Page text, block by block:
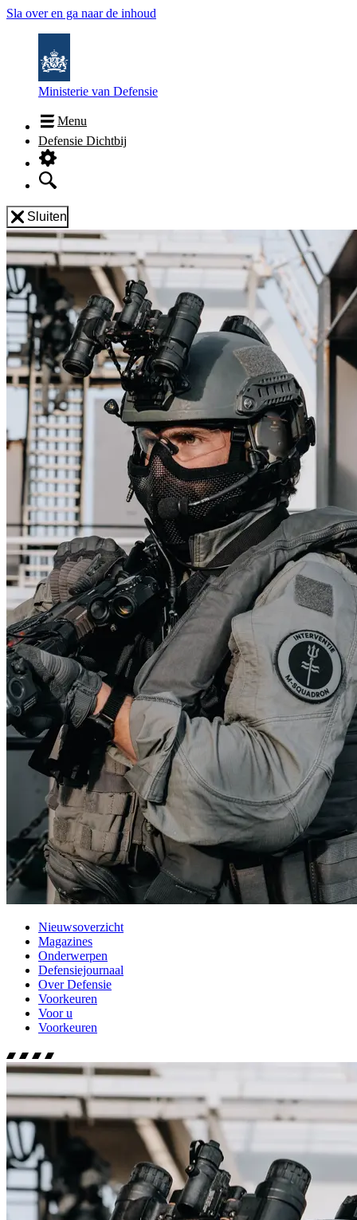
Sla over en ga naar de inhoud
Ministerie van Defensie
Menu
Defensie Dichtbij
Sluiten
Nieuwsoverzicht
Magazines
Onderwerpen
Defensiejournaal
Over Defensie
Voorkeuren
Voor u
Voorkeuren